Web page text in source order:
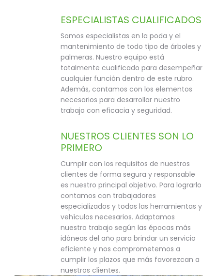
ESPECIALISTAS CUALIFICADOS
Somos especialistas en la poda y el
mantenimiento de todo tipo de árboles y
palmeras. Nuestro equipo está
totalmente cualificado para desempeñar
cualquier función dentro de este rubro.
Además, contamos con los elementos
necesarios para desarrollar nuestro
trabajo con eficacia y seguridad.
NUESTROS CLIENTES SON LO
PRIMERO
Cumplir con los requisitos de nuestros
clientes de forma segura y responsable
es nuestro principal objetivo. Para lograrlo
contamos con trabajadores
especializados y todas las herramientas y
vehículos necesarios. Adaptamos
nuestro trabajo según las épocas más
idóneas del año para brindar un servicio
eficiente y nos comprometemos a
cumplir los plazos que más favorezcan a
nuestros clientes.